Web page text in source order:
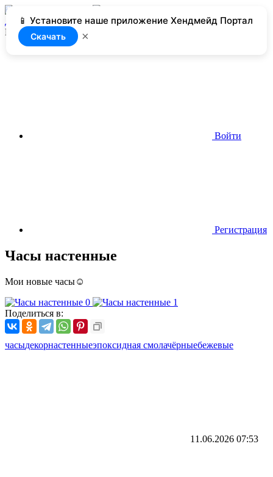
📱 Установите наше приложение Хендмейд Портал
Скачать ×
Добавить
Нет доступа
Войти
Регистрация
Часы настенные
Мои новые часы☺
Поделиться в:
часыдекорнастенныеэпоксидная смолачёрныебежевые
11.06.2026 07:53